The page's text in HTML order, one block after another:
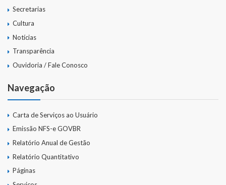
Secretarias
Cultura
Notícias
Transparência
Ouvidoria / Fale Conosco
Navegação
Carta de Serviços ao Usuário
Emissão NFS-e GOVBR
Relatório Anual de Gestão
Relatório Quantitativo
Páginas